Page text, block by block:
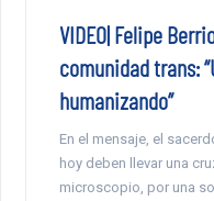
VIDEO| Felipe
comunidad trans:
humanizando”
En el mensaje, el
hoy deben llevar una
microscopio, por una